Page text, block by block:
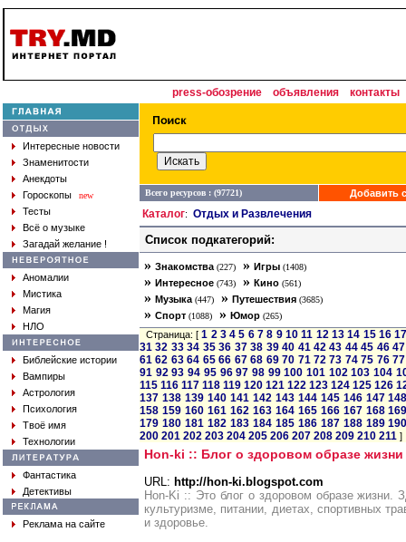
press-обозрение объявления контакты
Интересные новости
Знаменитости
Анекдоты
Гороскопы
new
Тесты
Всё о музыке
Загадай желание !
Аномалии
Мистика
Магия
НЛО
Библейские истории
Вампиры
Астрология
Психология
Твоё имя
Технологии
Фантастика
Детективы
Реклама на сайте
Всего ресурсов : (97721) Добавить
Каталог: Отдых и Развлечения
Список подкатегорий:
» Знакомства (227) » Игры (1408)
» Интересное (743) » Кино (561)
» Музыка (447) » Путешествия (3685)
» Спорт (1088) » Юмор (265)
Страница: [1 2 3 4 5 6 7 8 9 10 11 12 13 14 15 16
31 32 33 34 35 36 37 38 39 40 41 42 43 44 45 46 47
61 62 63 64 65 66 67 68 69 70 71 72 73 74 75 76 77
91 92 93 94 95 96 97 98 99 100 101 102 103 104
115 116 117 118 119 120 121 122 123 124 125 126
137 138 139 140 141 142 143 144 145 146 147
158 159 160 161 162 163 164 165 166 167 168
179 180 181 182 183 184 185 186 187 188 189
200 201 202 203 204 205 206 207 208 209 210 211 ]
Hon-ki :: Блог о здоровом образе жизни
URL: http://hon-ki.blogspot.com
Hon-Ki :: Это блог о здоровом образе жизни.
культуризме, питании, диетах, спортивных
и здоровье.